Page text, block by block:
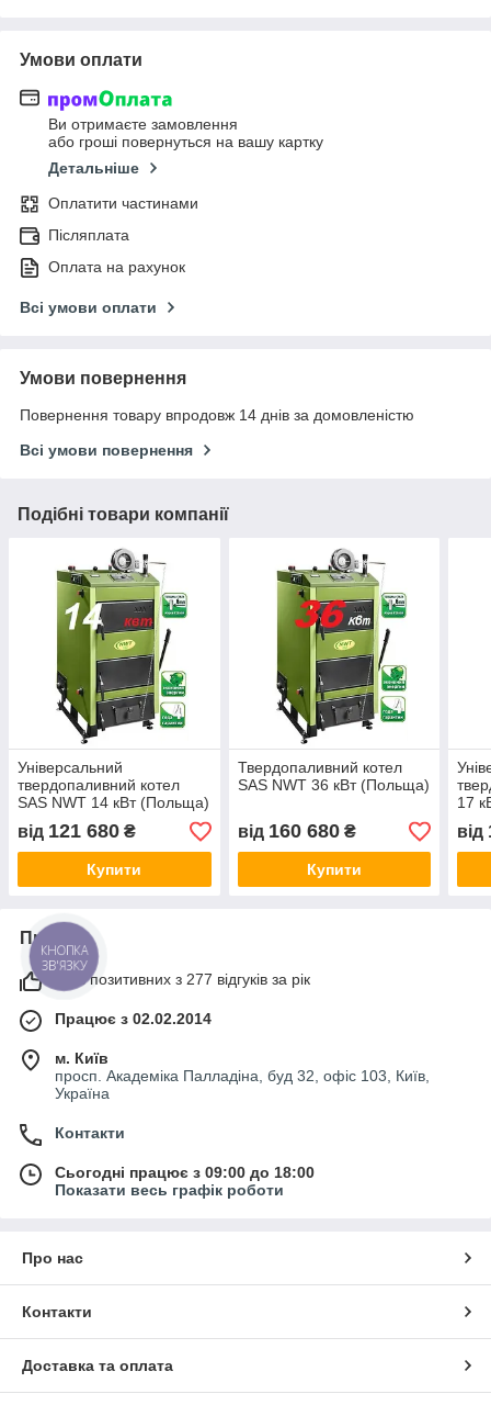
Умови оплати
Ви отримаєте замовлення
або гроші повернуться на вашу картку
Детальніше
Оплатити частинами
Післяплата
Оплата на рахунок
Всі умови оплати
Умови повернення
Повернення товару впродовж 14 днів за домовленістю
Всі умови повернення
Подібні товари компанії
Універсальний
твердопаливний котел
SAS NWT 14 кВт (Польща)
від 121 680 ₴
Купити
Твердопаливний котел
SAS NWT 36 кВт (Польща)
від 160 680₴
Купити
17
від
Про нас
99% позитивних з 277 відгуків за рік
Працює з 02.02.2014
м. Київ
просп. Академіка Палладіна, буд 32, офіс 103, Київ,
Україна
Контакти
Сьогодні працює з 09:00 до 18:00
Показати весь графік роботи
Про нас
Контакти
Доставка та оплата
КНОПКА
ЗВ'ЯЗКУ